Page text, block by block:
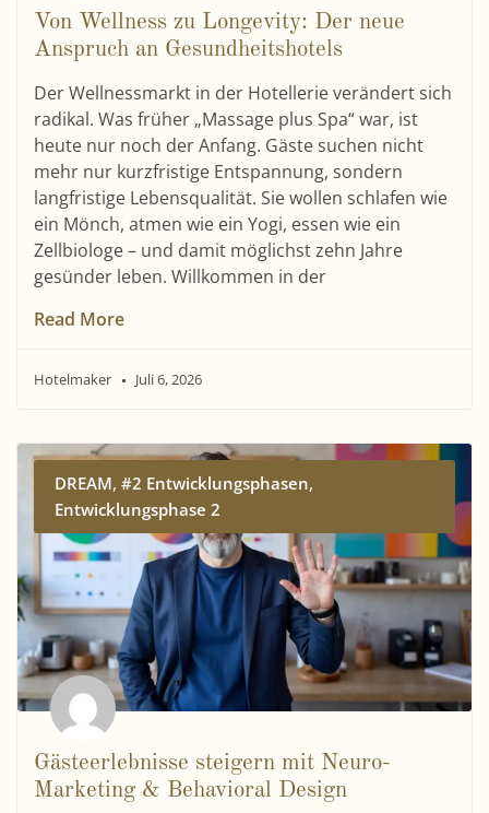
Von Wellness zu Longevity: Der neue
Anspruch an Gesundheitshotels
Der Wellnessmarkt in der Hotellerie verändert sich
radikal. Was früher „Massage plus Spa“ war, ist
heute nur noch der Anfang. Gäste suchen nicht
mehr nur kurzfristige Entspannung, sondern
langfristige Lebensqualität. Sie wollen schlafen wie
ein Mönch, atmen wie ein Yogi, essen wie ein
Zellbiologe – und damit möglichst zehn Jahre
gesünder leben. Willkommen in der
Read More
Hotelmaker Juli 6, 2026
DREAM,#2 Entwicklungsphasen,
Entwicklungsphase 2
Gästeerlebnisse steigern mit Neuro-
Marketing & Behavioral Design